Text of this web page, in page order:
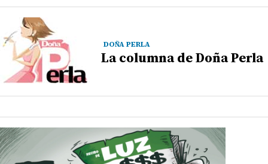
DOÑA PERLA
La columna de Doña Perla